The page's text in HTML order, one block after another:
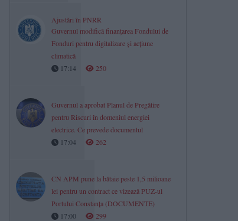
Ajustări în PNRR
Guvernul modifică finanțarea Fondului de
Fonduri pentru digitalizare și acțiune
climatică
17:14
250
Guvernul a aprobat Planul de Pregătire
pentru Riscuri în domeniul energiei
electrice. Ce prevede documentul
17:04
262
CN APM pune la bătaie peste 1,5 milioane
lei pentru un contract ce vizează PUZ-ul
Portului Constanța (DOCUMENTE)
17:00
299